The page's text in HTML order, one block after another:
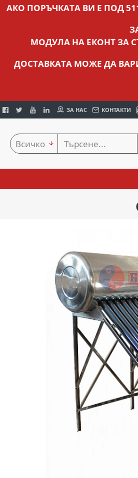
АКО ПОРЪЧКАТА ВИ Е ПОД
МОДУЛА НА ЕКОНТ ЗА
ДОСТАВКАТА МОЖЕ ДА
ЗА НАС КОНТАКТИ
Всичко